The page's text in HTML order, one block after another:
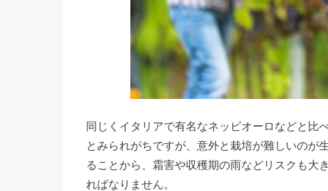
同じくイタリアで有名なネッビオーロなどと比
とみられがちですが、意外と栽培が難しいのが
ることから、霜害や収穫期の雨などリスクも大
ればなりません。